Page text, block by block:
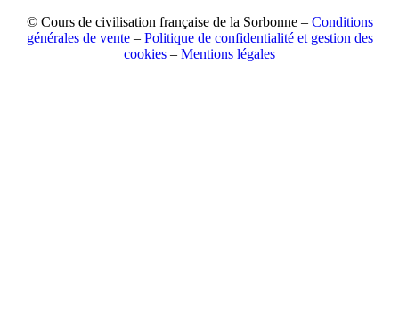
© Cours de civilisation française de la Sorbonne – Conditions
générales de vente– Politique de confidentialité et gestion des
cookies – Mentions légales